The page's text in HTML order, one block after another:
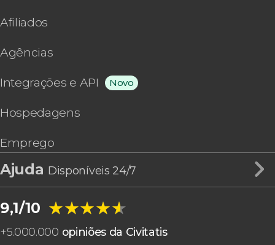
Afiliados
Agências
Integrações e API Novo
Hospedagens
Emprego
Ajuda Disponíveis 24/7
9,1/10 ★★★★★
★★★★★
+5.000.000 opiniões da Civitatis